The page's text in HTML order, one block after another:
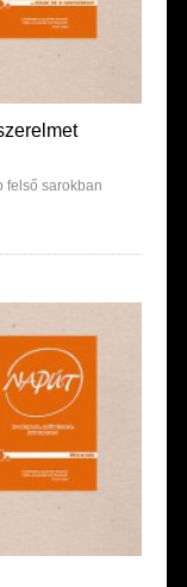
felső sarokban